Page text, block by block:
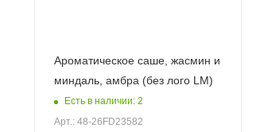
Ароматическое саше, жасмин и
миндаль, амбра (без лого LM)
Есть в наличии: 2
Арт.: 48-26FD23582